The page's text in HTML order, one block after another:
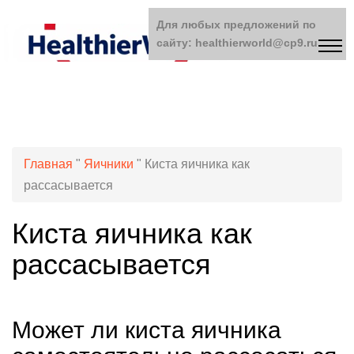
Главная " Яичники " Киста яичника как
рассасывается
Киста яичника как
рассасывается
Может ли киста яичника
Для любых предложений по
сайту: healthierworld@cp9.ru